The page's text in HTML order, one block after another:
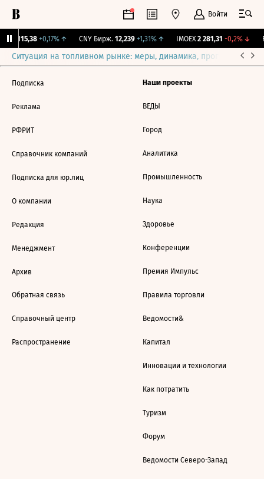
Войти
115,38 +0,17%↑ CNY Бирж. 12,239 +1,31%↑ IMOEX 2 281,31 -0,2%↓
Ситуация на топливном рынке: меры, динамика, прогнозы
Подписка
Реклама
РФРИТ
Справочник компаний
Подписка для юр.лиц
О компании
Редакция
Менеджмент
Архив
Обратная связь
Справочный центр
Распространение
Наши проекты
ВЕДЫ
Город
Аналитика
Промышленность
Наука
Здоровье
Конференции
Премия Импульс
Правила торговли
Ведомости&
Капитал
Инновации и технологии
Как потратить
Туризм
Форум
Ведомости Северо-Запад